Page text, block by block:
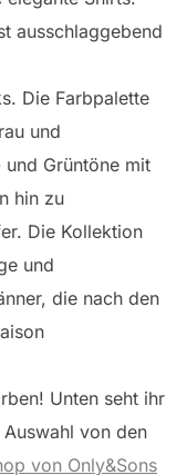
ausschlaggebend
Die Farbpalette
und
Grüntöne mit
hin zu
Die Kollektion
und
die nach den
Unten seht ihr
von den
von Only&Sons